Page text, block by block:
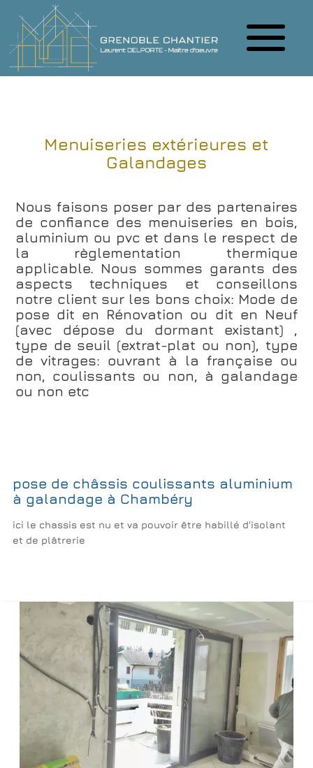
Menuiseries extérieures et
Galandages
Nous faisons poser par des partenaires
de confiance des menuiseries en bois,
aluminium ou pvc et dans le respect de
la règlementation thermique
applicable. Nous sommes garants des
aspects techniques et conseillons
notre client sur les bons choix: Mode de
pose dit en Rénovation ou dit en Neuf
(avec dépose du dormant existant) ,
type de seuil (extrat-plat ou non), type
de vitrages: ouvrant à la française ou
non, coulissants ou non, à galandage
ou non etc
pose de châssis coulissants aluminium
à galandage à Chambéry
ici le chassis est nu et va pouvoir être habillé d'isolant
et de plâtrerie